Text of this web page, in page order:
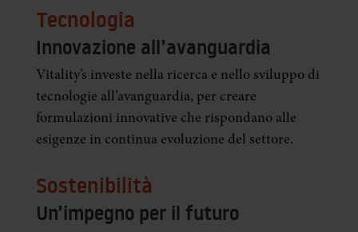
Tecnologia
Innovazione all’avanguardia
Vitality’s investe nella ricerca e nello sviluppo di
tecnologie all’avanguardia, per creare
formulazioni innovative che rispondano alle
esigenze in continua evoluzione del settore.
Sostenibilità
Un’impegno per il futuro